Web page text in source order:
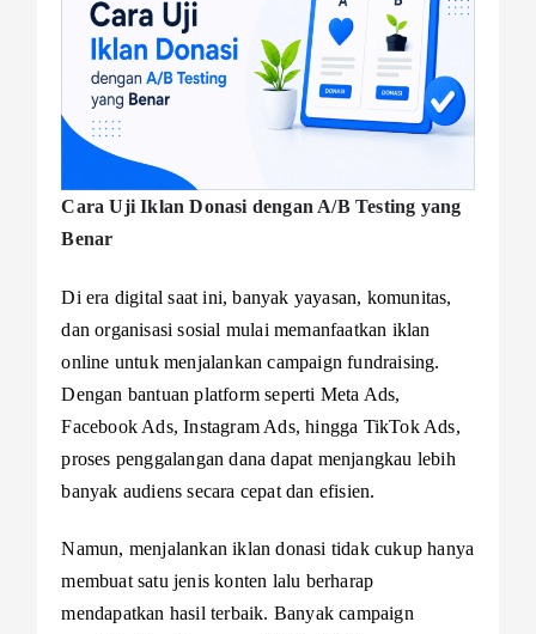
Cara Uji Iklan Donasi dengan A/B Testing yang
Benar
Di era digital saat ini, banyak yayasan, komunitas,
dan organisasi sosial mulai memanfaatkan iklan
online untuk menjalankan campaign fundraising.
Dengan bantuan platform seperti Meta Ads,
Facebook Ads, Instagram Ads, hingga TikTok Ads,
proses penggalangan dana dapat menjangkau lebih
banyak audiens secara cepat dan efisien.
Namun, menjalankan iklan donasi tidak cukup hanya
membuat satu jenis konten lalu berharap
mendapatkan hasil terbaik. Banyak campaign